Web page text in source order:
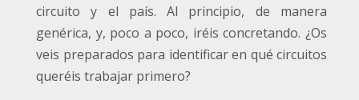
circuito y el país. Al principio, de manera
genérica, y, poco a poco, iréis concretando. ¿Os
veis preparados para identificar en qué circuitos
queréis trabajar primero?